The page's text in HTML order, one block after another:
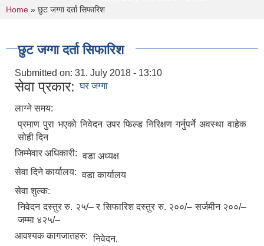
You are here
Home » छुट जग्गा दर्ता सिफारिश
छुट जग्गा दर्ता सिफारिश
Submitted on: 31. July 2018 - 13:10
सेवा प्रकार: घर जग्गा
लाग्ने समय:
प्रमाण पुरा भएको निवेदन उपर फिल्ड निरिक्षण गर्नुपर्ने अवस्था वाहेक
सोही दिन
जिम्मेवार अधिकारी: वडा अध्यक्ष
सेवा दिने कार्यालय: वडा कार्यालय
सेवा शुल्क:
निवेदन दस्तुर रु. २५/– र सिफारिश दस्तुर रु. २००/– सर्जमीन २००/–
जम्मा ४२५/–
आवश्यक कागजातहरु: निवेदन,